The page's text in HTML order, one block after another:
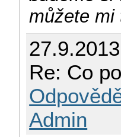
můžete mi
Re: Co
Admin